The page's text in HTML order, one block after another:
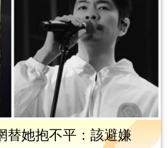
她抱不平：該避嫌